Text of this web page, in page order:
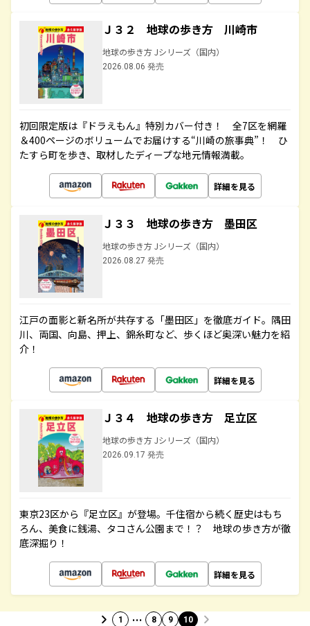
Ｊ３２ 地球の歩き方 川崎市
地球の歩き方 Jシリーズ（国内）
2026.08.06 発売
初回限定版は『ドラえもん』特別カバー付き！ 全7区を網羅
＆400ページのボリュームでお届けする“川崎の旅事典”！ ひ
たすら町を歩き、取材したディープな地元情報満載。
詳細を見る
Ｊ３３ 地球の歩き方 墨田区
地球の歩き方 Jシリーズ（国内）
2026.08.27 発売
江戸の面影と新名所が共存する「墨田区」を徹底ガイド。隅田
川、両国、向島、押上、錦糸町など、歩くほど奥深い魅力を紹
介！
詳細を見る
Ｊ３４ 地球の歩き方 足立区
地球の歩き方 Jシリーズ（国内）
2026.09.17 発売
東京23区から『足立区』が登場。千住宿から続く歴史はもち
ろん、美食に銭湯、タコさん公園まで！？ 地球の歩き方が徹
底深掘り！
詳細を見る
1 … 8 9 10